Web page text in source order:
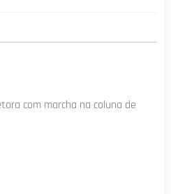
com marcha na coluna de